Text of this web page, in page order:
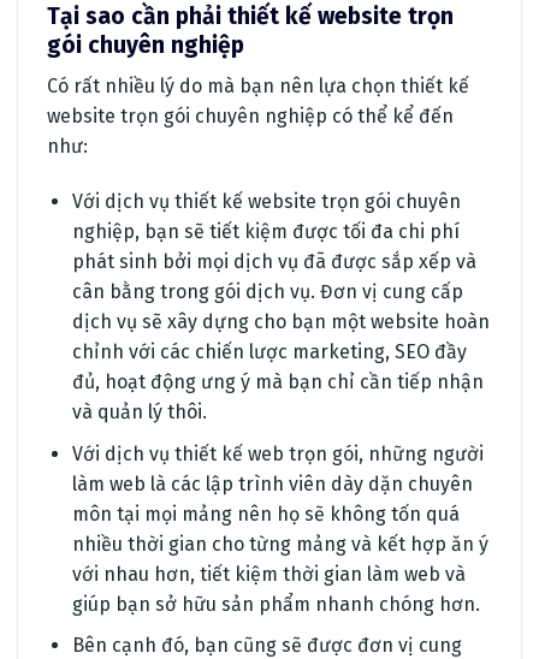
Tại sao cần phải thiết kế website trọn
gói chuyên nghiệp
Có rất nhiều lý do mà bạn nên lựa chọn thiết kế
website trọn gói chuyên nghiệp có thể kể đến
như:
Với dịch vụ thiết kế website trọn gói chuyên
nghiệp, bạn sẽ tiết kiệm được tối đa chi phí
phát sinh bởi mọi dịch vụ đã được sắp xếp và
cân bằng trong gói dịch vụ. Đơn vị cung cấp
dịch vụ sẽ xây dựng cho bạn một website hoàn
chỉnh với các chiến lược marketing, SEO đầy
đủ, hoạt động ưng ý mà bạn chỉ cần tiếp nhận
và quản lý thôi.
Với dịch vụ thiết kế web trọn gói, những người
làm web là các lập trình viên dày dặn chuyên
môn tại mọi mảng nên họ sẽ không tốn quá
nhiều thời gian cho từng mảng và kết hợp ăn ý
với nhau hơn, tiết kiệm thời gian làm web và
giúp bạn sở hữu sản phẩm nhanh chóng hơn.
Bên cạnh đó, bạn cũng sẽ được đơn vị cung